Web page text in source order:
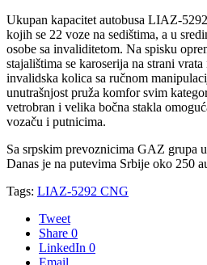
Ukupan kapacitet autobusa LIAZ-
kojih se 22 voze na sedištima, a u
osobe sa invaliditetom. Na spisku
stajalištima se karoserija na strani
invalidska kolica sa ručnom
unutrašnjost pruža komfor svim
vetrobran i velika bočna stakla
vozaču i putnicima.
Sa srpskim prevoznicima GAZ grupa
Danas je na putevima Srbije oko 250
Tags: LIAZ-5292 CNG
Tweet
Share 0
LinkedIn 0
Email